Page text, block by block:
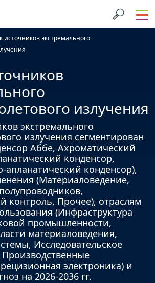
источников экстремального
излучения
экстремального
излучения сегментирован
Аббе, Ахроматический
конденсор,
апланатический конденсор),
(Материаловедение,
Прочее), отраслям
(Инфраструктура
промышленности,
материаловедения,
Исследовательское
электроника) и
на 2026-2036 гг.